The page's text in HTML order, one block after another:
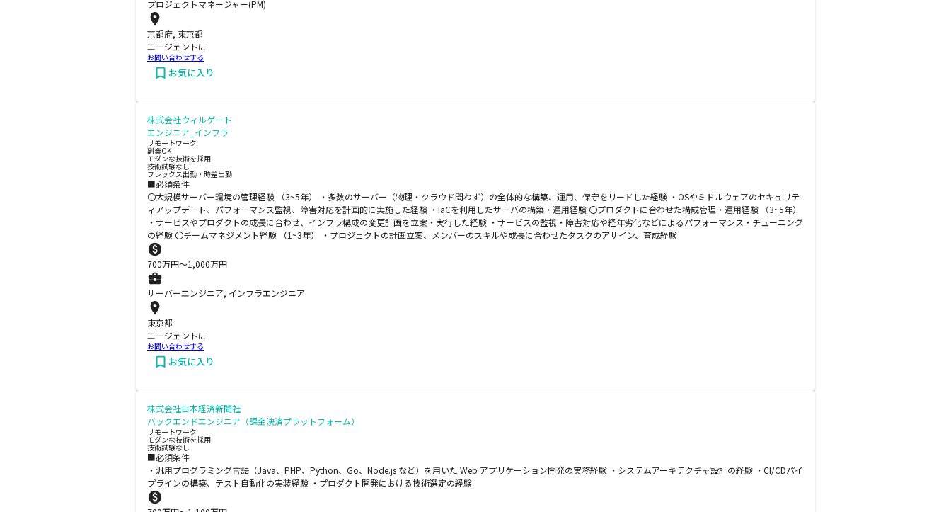
プロジェクトマネージャー(PM)
京都府, 東京都
エージェントに
お問い合わせする
お気に入り
株式会社ウィルゲート
エンジニア_インフラ
リモートワーク
副業OK
モダンな技術を採用
技術試験なし
フレックス出勤・時差出勤
■必須条件
〇大規模サーバー環境の管理経験 （3~5年） ・多数のサーバー（物理・クラウド問わず）の全体的な構築、運用、保守をリードした経験 ・OSやミドルウェアのセキュリテ
ィアップデート、パフォーマンス監視、障害対応を計画的に実施した経験 ・IaCを利用したサーバの構築・運用経験 〇プロダクトに合わせた構成管理・運用経験 （3~5年）
・サービスやプロダクトの成長に合わせ、インフラ構成の変更計画を立案・実行した経験 ・サービスの監視・障害対応や経年劣化などによるパフォーマンス・チューニング
の経験 〇チームマネジメント経験 （1~3年） ・プロジェクトの計画立案、メンバーのスキルや成長に合わせたタスクのアサイン、育成経験
700万円〜1,000万円
サーバーエンジニア, インフラエンジニア
東京都
エージェントに
お問い合わせする
お気に入り
株式会社日本経済新聞社
バックエンドエンジニア（課金決済プラットフォーム）
リモートワーク
モダンな技術を採用
技術試験なし
■必須条件
・汎用プログラミング言語（Java、PHP、Python、Go、Node.js など）を用いた Web アプリケーション開発の実務経験 ・システムアーキテクチャ設計の経験 ・CI/CDパイ
プラインの構築、テスト自動化の実装経験 ・プロダクト開発における技術選定の経験